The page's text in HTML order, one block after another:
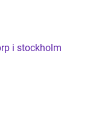
i stockholm